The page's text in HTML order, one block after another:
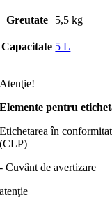
Greutate 5,5 kg
Capacitate 5 L
Atenţie!
Elemente pentru
Etichetarea în
(CLP)
- Cuvânt de avertizare
atenţie